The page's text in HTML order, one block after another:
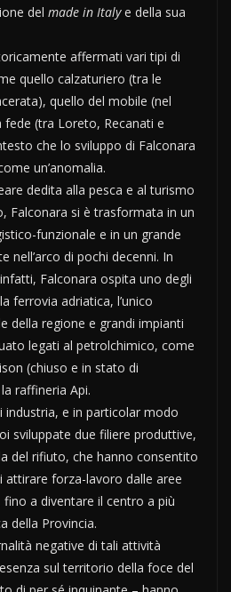
del made in Italye della sua
affermati vari tipi di
quello calzaturiero (tra le
quello del mobile (nel
(tra Loreto, Recanati e
che lo sviluppo di Falconara
un’anomalia.
dedita alla pesca e al turismo
Falconara si è trasformata in un
funzionale e in un grande
nell’arco di pochi decenni. In
Falconara ospita uno degli
ferrovia adriatica, l’unico
della regione e grandi impianti
legati al petrolchimico, come
(chiuso e in stato di
raffineria Api.
e in particolar modo
sviluppate due filiere produttive,
del rifiuto, che hanno consentito
attirare forza-lavoro dalle aree
a diventare il centro a più
della Provincia.
negative di tali attività
sul territorio della foce del